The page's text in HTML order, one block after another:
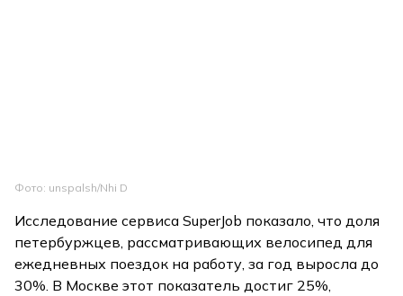
Фото: unspalsh/Nhi D
Исследование сервиса SuperJob показало, что доля
петербуржцев, рассматривающих велосипед для
ежедневных поездок на работу, за год выросла до
30%. В Москве этот показатель достиг 25%,